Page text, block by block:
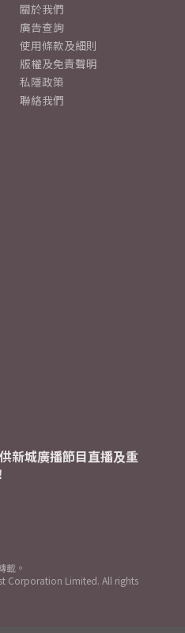
關於我們
廣告查詢
使用條款及細則
版權及免責聲明
私隱政策
聯絡我們
新城廣播節目直播及重
載。
Corporation Limited. All rights